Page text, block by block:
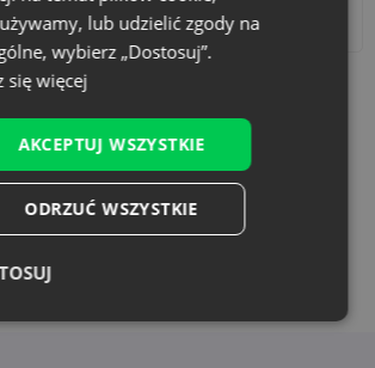
Zestawy
lub udzielić zgody na
wybierz „Dostosuj”.
się więcej
AKCEPTUJ WSZYSTKIE
ODRZUĆ WSZYSTKIE